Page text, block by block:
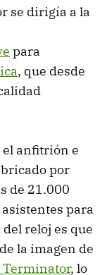
se dirigía a la
para
, que desde
el anfitrión e
por
de 21.000
para
reloj es que
la imagen de
Terminator, lo